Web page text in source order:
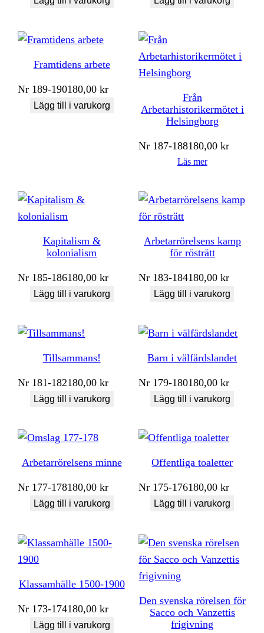
Framtidens arbete
Nr 189-190180,00kr
Lägg till i varukorg
Från
Arbetarhistorikermötet i
Helsingborg
Nr 187-188180,00kr
Läs mer
Kapitalism &
kolonialism
Nr 185-186180,00kr
Lägg till i varukorg
Arbetarrörelsens kamp
för rösträtt
Nr 183-184180,00kr
Lägg till i varukorg
Tillsammans!
Nr 181-182180,00kr
Lägg till i varukorg
Barn i välfärdslandet
Nr 179-180180,00kr
Lägg till i varukorg
Arbetarrörelsens minne
Nr 177-178180,00kr
Lägg till i varukorg
Offentliga toaletter
Nr 175-176180,00kr
Lägg till i varukorg
Klassamhälle 1500-1900
Nr 173-174180,00kr
Lägg till i varukorg
Den svenska rörelsen för
Sacco och Vanzettis
frigivning